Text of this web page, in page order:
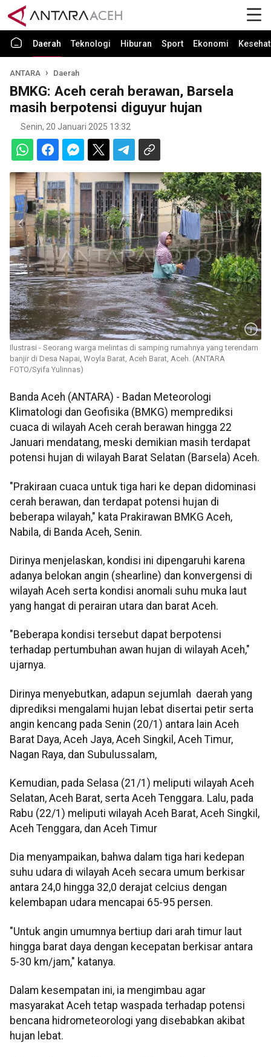
Daerah Teknologi Hiburan Sport Ekonomi
ANTARA Daerah
BMKG: Aceh cerah berawan, Barsela
masih berpotensi diguyur hujan
Senin, 20 Januari 2025 13:32
Ilustrasi - Seorang warga melintas di samping rumahnya yang terendam
banjir di Desa Napai, Woyla Barat, Aceh Barat, Aceh. (ANTARA
FOTO/Syifa Yulinnas)
Banda Aceh (ANTARA) - Badan Meteorologi
Klimatologi dan Geofisika (BMKG) memprediksi
cuaca di wilayah Aceh cerah berawan hingga 22
Januari mendatang, meski demikian masih terdapat
potensi hujan di wilayah Barat Selatan (Barsela) Aceh.
"Prakiraan cuaca untuk tiga hari ke depan didominasi
cerah berawan, dan terdapat potensi hujan di
beberapa wilayah," kata Prakirawan BMKG Aceh,
Nabila, di Banda Aceh, Senin.
Dirinya menjelaskan, kondisi ini dipengaruhi karena
adanya belokan angin (shearline) dan konvergensi di
wilayah Aceh serta kondisi anomali suhu muka laut
yang hangat di perairan utara dan barat Aceh.
"Beberapa kondisi tersebut dapat berpotensi
terhadap pertumbuhan awan hujan di wilayah Aceh,"
ujarnya.
Dirinya menyebutkan, adapun sejumlah daerah yang
diprediksi mengalami hujan lebat disertai petir serta
angin kencang pada Senin (20/1) antara lain Aceh
Barat Daya, Aceh Jaya, Aceh Singkil, Aceh Timur,
Nagan Raya, dan Subulussalam,
Kemudian, pada Selasa (21/1) meliputi wilayah Aceh
Selatan, Aceh Barat, serta Aceh Tenggara. Lalu, pada
Rabu (22/1) meliputi wilayah Aceh Barat, Aceh Singkil,
Aceh Tenggara, dan Aceh Timur
Dia menyampaikan, bahwa dalam tiga hari kedepan
suhu udara di wilayah Aceh secara umum berkisar
antara 24,0 hingga 32,0 derajat celcius dengan
kelembapan udara mencapai 65-95 persen.
"Untuk angin umumnya bertiup dari arah timur laut
hingga barat daya dengan kecepatan berkisar antara
5-30 km/jam," katanya.
Dalam kesempatan ini, ia mengimbau agar
masyarakat Aceh tetap waspada terhadap potensi
bencana hidrometeorologi yang disebabkan akibat
hujan lebat.